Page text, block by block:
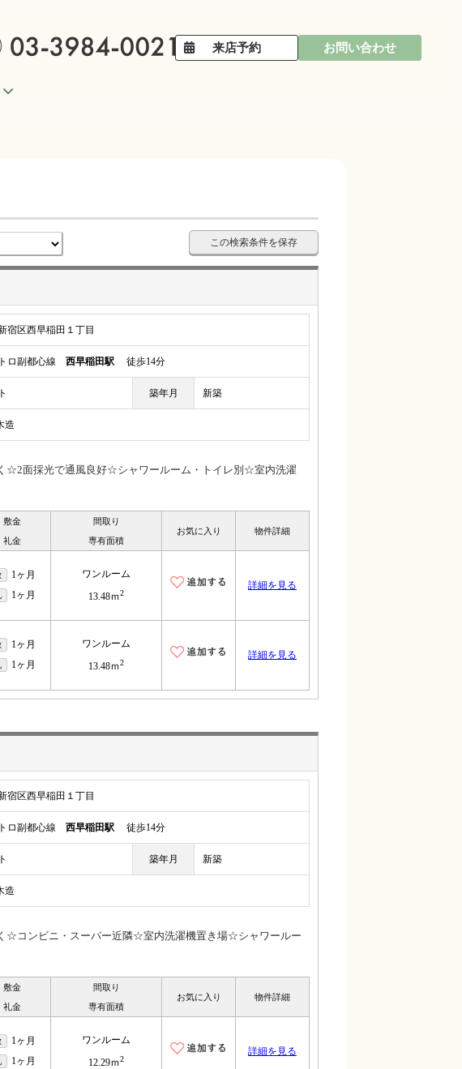
来店予約 お問い合わせ
この検索条件を保存
宿区西早稲田１丁目
ロ副都心線 西早稲田駅 徒歩14分
築年月 新築
造
☆2面採光で通風良好☆シャワールーム・トイレ別☆室内洗濯
敷金
礼金
間取り
専有面積
お気に入り 物件詳細
1ヶ月
1ヶ月
ワンルーム
13.48ｍ2
詳細を見る
1ヶ月
1ヶ月
ワンルーム
13.48ｍ2
詳細を見る
宿区西早稲田１丁目
ロ副都心線 西早稲田駅 徒歩14分
築年月 新築
造
☆コンビニ・スーパー近隣☆室内洗濯機置き場☆シャワールー
敷金
礼金
間取り
専有面積
お気に入り 物件詳細
1ヶ月
1ヶ月
ワンルーム
12.29ｍ2
詳細を見る